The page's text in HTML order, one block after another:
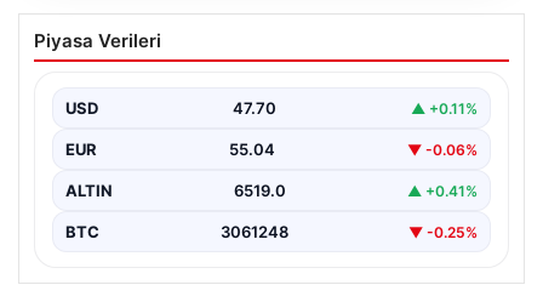
Bahçelievler’de 4 Katlı Binanın Çökmesi
ve Sonrası Güvenlik Önlemleri
bölge sakinleri ve yetkilileri korkutan anlara sahne oldu.
Piyasa Verileri
USD 47.70 ▲ +0.11%
EUR 55.04 ▼ -0.06%
ALTIN 6519.0 ▲ +0.41%
BTC 3061248 ▼ -0.25%